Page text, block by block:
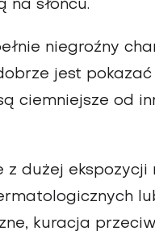
na słońcu.
niegroźny
jest
ciemniejsze od
dużej ekspozycji
kuracja